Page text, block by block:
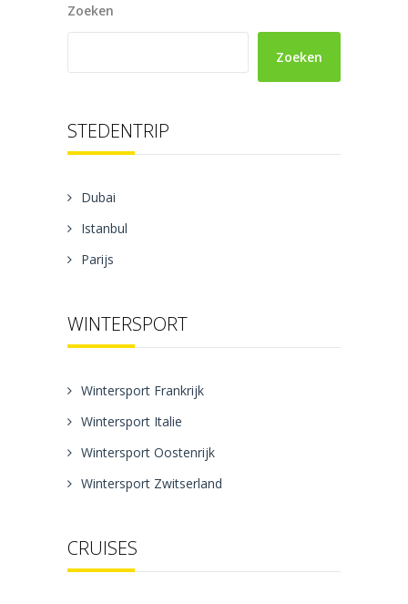
Zoeken
Zoeken
STEDENTRIP
Dubai
Istanbul
Parijs
WINTERSPORT
Wintersport Frankrijk
Wintersport Italie
Wintersport Oostenrijk
Wintersport Zwitserland
CRUISES